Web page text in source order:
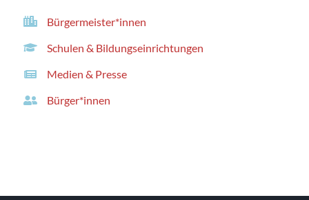
Bürgermeister*innen
Schulen & Bildungseinrichtungen
Medien & Presse
Bürger*innen